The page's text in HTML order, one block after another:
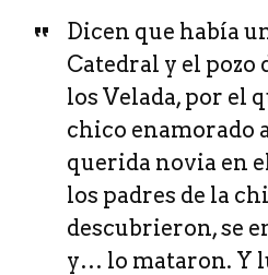
Dicen que había
Catedral y el pozo
los Velada, por el
chico enamorado
querida novia en
los padres de la
descubrieron, se
y… lo mataron. Y